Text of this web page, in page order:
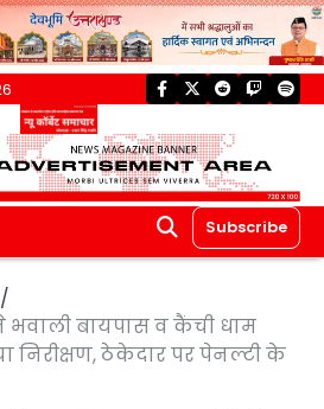
facebook
twitterreddittwitch
Subscribe
भवाली बायपास व कैंची धाम
निरीक्षण, ठेकेदार पर पेनल्टी के